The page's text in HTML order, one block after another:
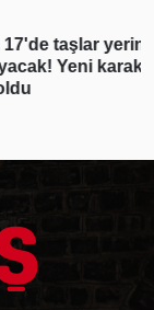
taşlar yerinden
Yeni karakter